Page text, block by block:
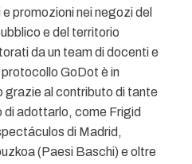
promozioni nei negozi del
e del territorio
da un team di docenti e
GoDot è in
grazie al contributo di tante
di adottarlo, come Frigid
di Madrid,
(Paesi Baschi) e oltre